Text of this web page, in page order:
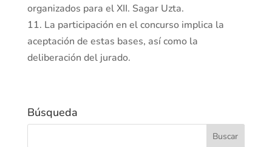
organizados para el XII. Sagar Uzta.
11. La participación en el concurso implica la
aceptación de estas bases, así como la
deliberación del jurado.
Búsqueda